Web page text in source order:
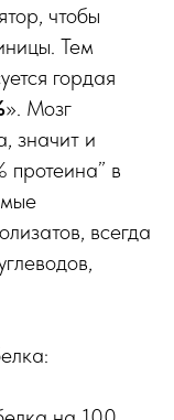
чтобы
Тем
гордая
». Мозг
значит и
протеина” в
всегда